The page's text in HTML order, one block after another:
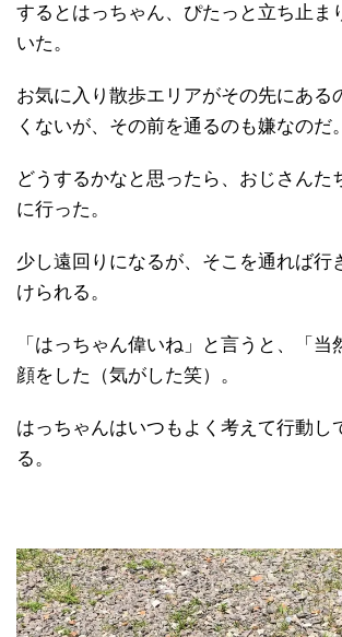
するとはっちゃん、ぴたっと立ち止ま
いた。
お気に入り散歩エリアがその先にある
くないが、その前を通るのも嫌なのだ。
どうするかなと思ったら、おじさんた
に行った。
少し遠回りになるが、そこを通れば行
けられる。
「はっちゃん偉いね」と言うと、「当
顔をした（気がした笑）。
はっちゃんはいつもよく考えて行動し
る。